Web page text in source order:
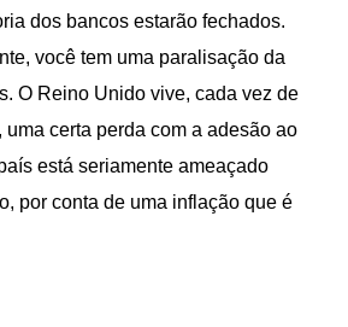
dos bancos estarão fechados.
você tem uma paralisação da
O Reino Unido vive, cada vez de
uma certa perda com a adesão ao
está seriamente ameaçado
por conta de uma inflação que é